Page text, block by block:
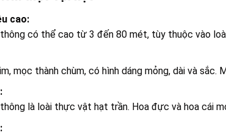
cao:
có thể cao từ 3 đến 80 mét, tùy thuộc vào
mọc thành chùm, có hình dáng mỏng, dài và sắc.
là loài thực vật hạt trần. Hoa đực và hoa cái